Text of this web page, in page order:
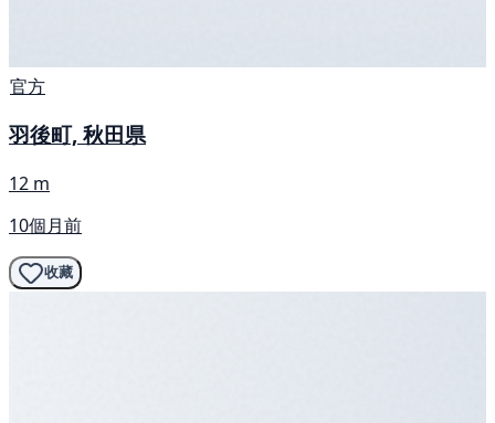
官方
羽後町, 秋田県
12 m
10個月前
收藏